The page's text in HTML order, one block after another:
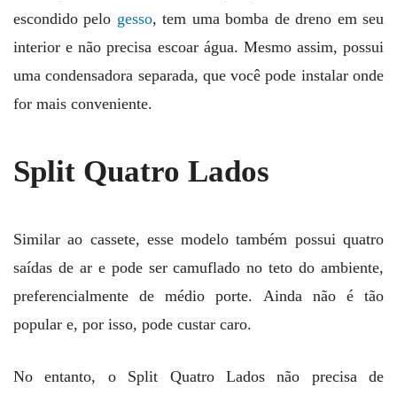
escondido pelo gesso, tem uma bomba de dreno em seu
interior e não precisa escoar água. Mesmo assim, possui
uma condensadora separada, que você pode instalar onde
for mais conveniente.
Split Quatro Lados
Similar ao cassete, esse modelo também possui quatro
saídas de ar e pode ser camuflado no teto do ambiente,
preferencialmente de médio porte. Ainda não é tão
popular e, por isso, pode custar caro.
No entanto, o Split Quatro Lados não precisa de